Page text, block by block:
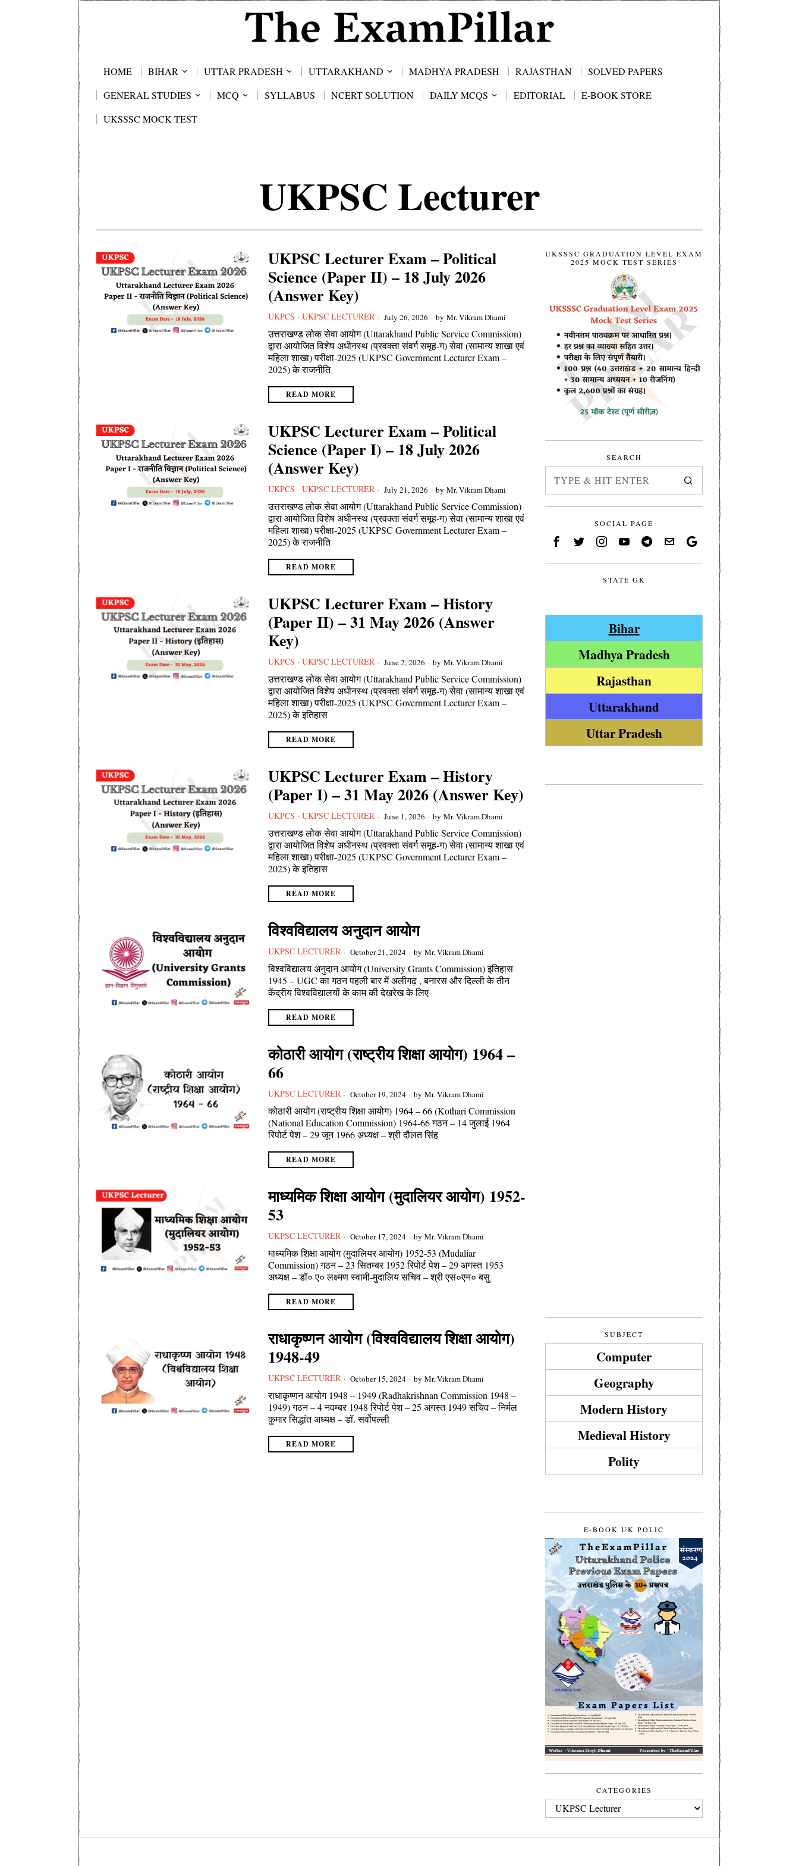
HOME BIHAR UTTAR PRADESH UTTARAKHAND MADHYA PRADESH RAJASTHAN
SOLVED PAPERS
GENERAL STUDIES
MCQ SYLLABUS NCERT SOLUTION DAILY MCQS EDITORIAL
E-BOOK STORE
UKSSSC MOCK TEST
UKPSC Lecturer
UKPSC Lecturer Exam – Political
Science (Paper II) – 18 July 2026
(Answer Key)
UKPCS · UKPSC LECTURER July 26, 2026 by Mr. Vikram Dhami
उत्तराखण्ड लोक सेवा आयोग (Uttarakhand Public Service Commission)
द्वारा आयोजित विशेष अधीनस्थ (प्रवक्ता संवर्ग समूह-ग) सेवा (सामान्य शाखा एवं
महिला शाखा) परीक्षा-2025 (UKPSC Government Lecturer Exam –
2025) के राजनीति
READ MORE
UKPSC Lecturer Exam – Political
Science (Paper I) – 18 July 2026
(Answer Key)
UKPCS · UKPSC LECTURER July 21, 2026 by Mr. Vikram Dhami
उत्तराखण्ड लोक सेवा आयोग (Uttarakhand Public Service Commission)
द्वारा आयोजित विशेष अधीनस्थ (प्रवक्ता संवर्ग समूह-ग) सेवा (सामान्य शाखा एवं
महिला शाखा) परीक्षा-2025 (UKPSC Government Lecturer Exam –
2025) के राजनीति
READ MORE
UKPSC Lecturer Exam – History
(Paper II) – 31 May 2026 (Answer
Key)
UKPCS · UKPSC LECTURER June 2, 2026 by Mr. Vikram Dhami
उत्तराखण्ड लोक सेवा आयोग (Uttarakhand Public Service Commission)
द्वारा आयोजित विशेष अधीनस्थ (प्रवक्ता संवर्ग समूह-ग) सेवा (सामान्य शाखा एवं
महिला शाखा) परीक्षा-2025 (UKPSC Government Lecturer Exam –
2025) के इतिहास
READ MORE
UKPSC Lecturer Exam – History
(Paper I) – 31 May 2026 (Answer Key)
UKPCS · UKPSC LECTURER June 1, 2026 by Mr. Vikram Dhami
उत्तराखण्ड लोक सेवा आयोग (Uttarakhand Public Service Commission)
द्वारा आयोजित विशेष अधीनस्थ (प्रवक्ता संवर्ग समूह-ग) सेवा (सामान्य शाखा एवं
महिला शाखा) परीक्षा-2025 (UKPSC Government Lecturer Exam –
2025) के इतिहास
READ MORE
विश्‍वविद्यालय अनुदान आयोग
UKPSC LECTURER October 21, 2024 by Mr. Vikram Dhami
विश्‍वविद्यालय अनुदान आयोग (University Grants Commission) इतिहास
1945 – UGC का गठन पहली बार में अलीगढ़ , बनारस और दिल्ली के तीन
केंद्रीय विश्वविद्यालयों के काम की देखरेख के लिए
READ MORE
कोठारी आयोग (राष्ट्रीय शिक्षा आयोग) 1964 –
66
UKPSC LECTURER October 19, 2024 by Mr. Vikram Dhami
कोठारी आयोग (राष्ट्रीय शिक्षा आयोग) 1964 – 66 (Kothari Commission
(National Education Commission) 1964-66 गठन – 14 जुलाई 1964
रिपोर्ट पेश – 29 जून 1966 अध्यक्ष – श्री दौलत सिंह
READ MORE
माध्यमिक शिक्षा आयोग (मुदालियर आयोग) 1952-
53
UKPSC LECTURER October 17, 2024 by Mr. Vikram Dhami
माध्यमिक शिक्षा आयोग (मुदालियर आयोग) 1952-53 (Mudaliar
Commission) गठन – 23 सितम्बर 1952 रिपोर्ट पेश – 29 अगस्त 1953
अध्यक्ष – डॉ० ए० लक्ष्मण स्वामी-मुदालिय सचिव – श्री एस०एन० बसु
READ MORE
राधाकृष्णन आयोग (विश्वविद्यालय शिक्षा आयोग)
1948-49
UKPSC LECTURER October 15, 2024 by Mr. Vikram Dhami
राधाकृष्णन आयोग 1948 – 1949 (Radhakrishnan Commission 1948 –
1949) गठन – 4 नवम्बर 1948 रिपोर्ट पेश – 25 अगस्त 1949 सचिव – निर्मल
कुमार सिद्धांत अध्यक्ष – डॉ. सर्वोपल्ली
READ MORE
UKSSSC GRADUATION LEVEL EXAM
2025 MOCK TEST SERIES
SEARCH
SOCIAL PAGE
STATE GK
Bihar
Madhya Pradesh
Rajasthan
Uttarakhand
Uttar Pradesh
SUBJECT
Computer
Geography
Modern History
Medieval History
Polity
E-BOOK UK POLIC
CATEGORIES
CATEGORIES